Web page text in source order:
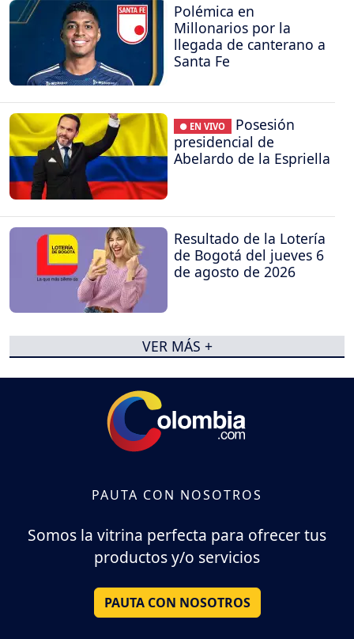
Polémica en
Millonarios por la
llegada de canterano a
Santa Fe
● EN VIVO
Posesión
presidencial de
Abelardo de la Espriella
Resultado de la Lotería
de Bogotá del jueves 6
de agosto de 2026
VER MÁS +
PAUTA CON NOSOTROS
Somos la vitrina perfecta para ofrecer tus
productos y/o servicios
PAUTA CON NOSOTROS